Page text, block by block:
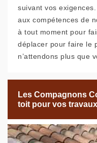
suivant vos
aux compétences de
à tout moment pour
déplacer pour faire le
n’attendons plus que
Les Compagnons
toit pour vos